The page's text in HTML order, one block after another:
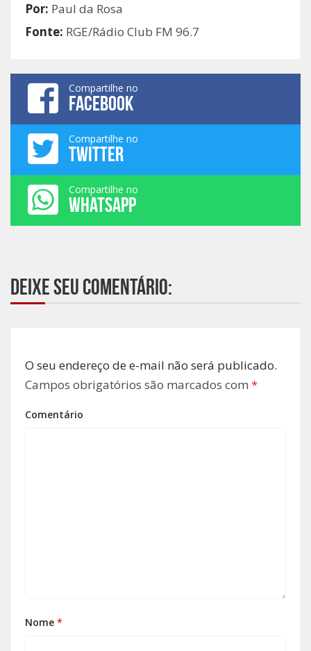
Por: Paul da Rosa
Fonte: RGE/Rádio Club FM 96.7
Compartilhe no
FACEBOOK
Compartilhe no
TWITTER
Compartilhe no
WHATSAPP
Deixe seu comentário:
O seu endereço de e-mail não será publicado.
Campos obrigatórios são marcados com *
Comentário
Nome *